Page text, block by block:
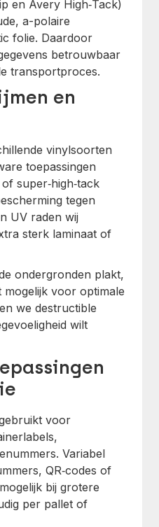
en Avery High‑Tack)
a-polaire
folie. Daardoor
betrouwbaar
transportproces.
en
vinylsoorten
toepassingen
super‑high‑tack
tegen
UV raden wij
sterk laminaat of
ondergronden plakt,
voor optimale
we destructible
wilt
voor
Variabel
QR‑codes of
bij grotere
per pallet of